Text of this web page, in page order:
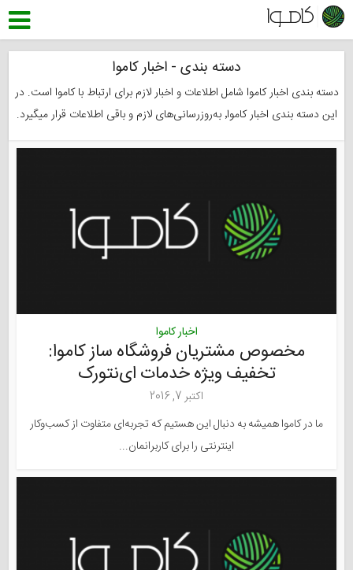
دسته بندی - اخبار کاموا
دسته بندی اخبار کاموا شامل اطلاعات و اخبار لازم برای ارتباط با کاموا است. در
این دسته بندی اخبار کاموا٬ به‌روزرسانی‌های لازم و باقی اطلاعات قرار میگیرد.
اخبار کاموا
مخصوص مشتریان فروشگاه ساز کاموا:
تخفیف ویژه خدمات ای‌نتورک
اکتبر 7, 2016
ما در کاموا همیشه به دنبال این هستیم که تجربه‌ای متفاوت از کسب‌وکار
اینترنتی را برای کاربرانمان...